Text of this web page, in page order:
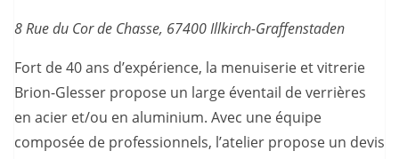
8 Rue du Cor de Chasse, 67400 Illkirch-Graffenstaden
Fort de 40 ans d’expérience, la menuiserie et vitrerie
Brion-Glesser propose un large éventail de verrières
en acier et/ou en aluminium. Avec une équipe
composée de professionnels, l’atelier propose un devis